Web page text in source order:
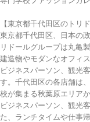
【東京都千代田区のトリ
東京都千代田区、日本の
リドールグループは丸亀
建造物やモダンなオフィ
ビジネスパーソン、観光
す。千代田区の各店舗は
校が集まる秋葉原エリア
ビジネスパーソン、観光
た、ランチタイムや仕事